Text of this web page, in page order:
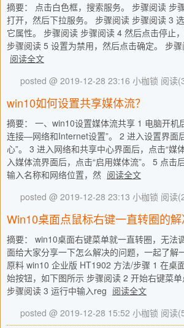
摘要： 点击白色框，搜索服务。 步骤阅读 步
打开，然后下拉服务。 步骤阅读 步骤阅读 3
它属性。 步骤阅读 步骤阅读 4 然后点击停止
步骤阅读 5 设置为禁用，然后点击确定。 步
阅读全文
posted @ 2019-12-28 23:16 小枷锁 阅读
win10如何设置共享媒体流？
摘要： 一、win10设置媒体流共享 1 电脑开机
连接—网络和Internet设置”。 2 进入设置界面
心”。 3 进入网络和共享中心界面后，点击“媒
入媒体流界面后，点击“启用媒体流”。 5 点击
输入名称和网络位置，然 阅读全文
posted @ 2019-12-28 23:13 小枷锁 阅读
Win10桌面点鼠标右键一直转圈的
摘要： win10桌面右键菜单就一直转圈，无法
面给大家分享一下怎么解决的问题，一起了解
原料 win10 企业版 HT1902 方法/步骤 1 在桌
始按钮，如下图所示 步骤阅读 2 开始右键菜
步骤阅读 3 运行中输入reg 阅读全文
posted @ 2019-12-28 15:52 小枷锁 阅读